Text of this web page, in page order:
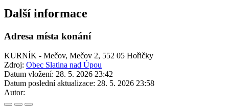
Další informace
Adresa místa konání
KURNÍK - Mečov, Mečov 2, 552 05 Hořičky
Zdroj: Obec Slatina nad Úpou
Datum vložení: 28. 5. 2026 23:42
Datum poslední aktualizace: 28. 5. 2026 23:58
Autor: